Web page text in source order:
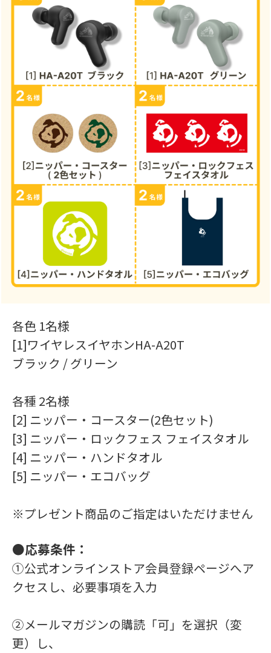
各色 1名様
[1]ワイヤレスイヤホンHA-A20T
ブラック / グリーン
各種 2名様
[2] ニッパー・コースター(2色セット)
[3] ニッパー・ロックフェス フェイスタオル
[4] ニッパー・ハンドタオル
[5] ニッパー・エコバッグ
※プレゼント商品のご指定はいただけません
●応募条件：
①公式オンラインストア会員登録ページへア
クセスし、必要事項を入力
②メールマガジンの購読「可」を選択（変
更）し、